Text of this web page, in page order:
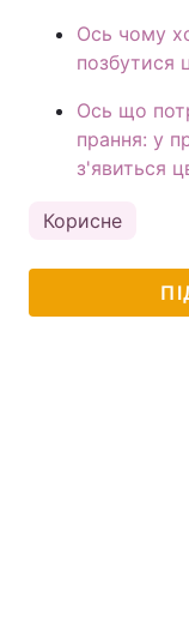
Ось чому
позбутися
Ось що
прання: у
з'явиться
Корисне